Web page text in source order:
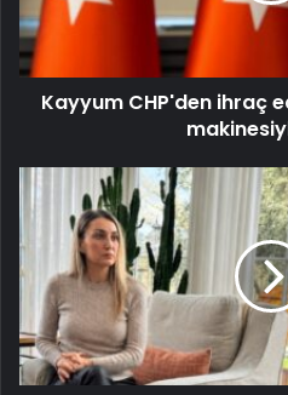
Kayyum CHP'den ihraç